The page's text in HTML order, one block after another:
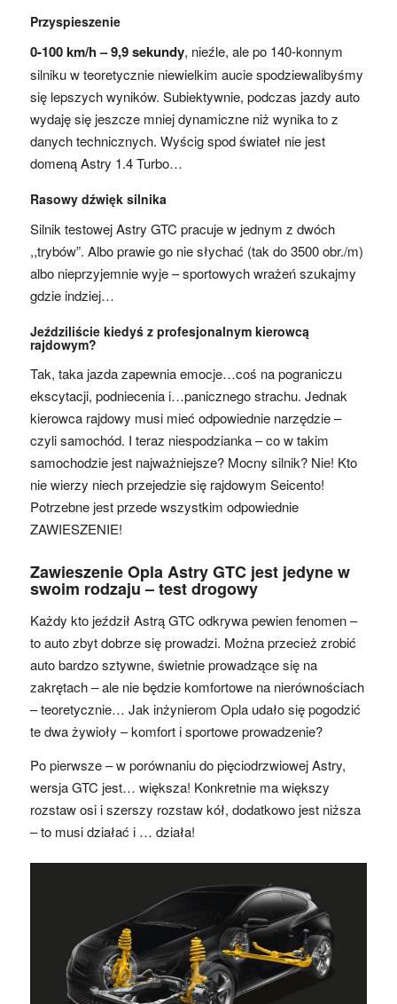
Przyspieszenie
0-100 km/h – 9,9 sekundy, nieźle, ale po 140-konnym
silniku w teoretycznie niewielkim aucie spodziewalibyśmy
się lepszych wyników. Subiektywnie, podczas jazdy auto
wydaję się jeszcze mniej dynamiczne niż wynika to z
danych technicznych. Wyścig spod świateł nie jest
domeną Astry 1.4 Turbo…
Rasowy dźwięk silnika
Silnik testowej Astry GTC pracuje w jednym z dwóch
,,trybów”. Albo prawie go nie słychać (tak do 3500 obr./m)
albo nieprzyjemnie wyje – sportowych wrażeń szukajmy
gdzie indziej…
Jeździliście kiedyś z profesjonalnym kierowcą
rajdowym?
Tak, taka jazda zapewnia emocje…coś na pograniczu
ekscytacji, podniecenia i…panicznego strachu. Jednak
kierowca rajdowy musi mieć odpowiednie narzędzie –
czyli samochód. I teraz niespodzianka – co w takim
samochodzie jest najważniejsze? Mocny silnik? Nie! Kto
nie wierzy niech przejedzie się rajdowym Seicento!
Potrzebne jest przede wszystkim odpowiednie
ZAWIESZENIE!
Zawieszenie Opla Astry GTC jest jedyne w
swoim rodzaju – test drogowy
Każdy kto jeździł Astrą GTC odkrywa pewien fenomen –
to auto zbyt dobrze się prowadzi. Można przecież zrobić
auto bardzo sztywne, świetnie prowadzące się na
zakrętach – ale nie będzie komfortowe na nierównościach
– teoretycznie… Jak inżynierom Opla udało się pogodzić
te dwa żywioły – komfort i sportowe prowadzenie?
Po pierwsze – w porównaniu do pięciodrzwiowej Astry,
wersja GTC jest… większa! Konkretnie ma większy
rozstaw osi i szerszy rozstaw kół, dodatkowo jest niższa
– to musi działać i … działa!